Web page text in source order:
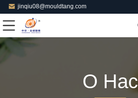
jinqiu08@mouldtang.com
О Нас